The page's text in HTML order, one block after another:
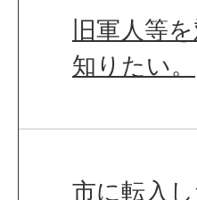
旧軍人等
知りたい。
市に転入